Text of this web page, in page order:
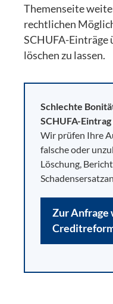
Themenseite
rechtlichen
SCHUFA-Einträge
löschen zu lassen.
Schlechte
SCHUFA-
Wir prüfen Ihre
falsche oder
Löschung,
Zur Anfrage